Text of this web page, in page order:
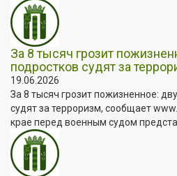
За 8 тысяч грозит
подростков судят за
19.06.2026
За 8 тысяч грозит пожизненное:
судят за терроризм, сообщает
крае перед военным судом